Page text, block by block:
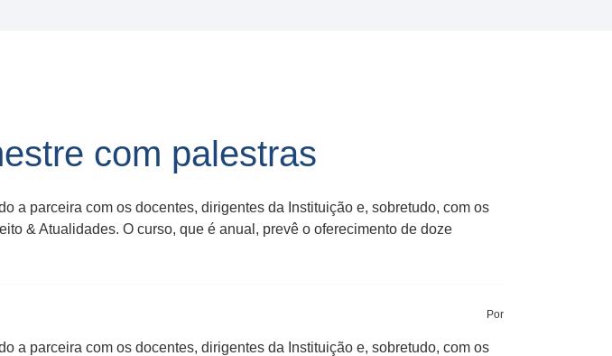
com palestras
a parceira com os docentes, dirigentes da Instituição e, sobretudo, com os
& Atualidades. O curso, que é anual, prevê o oferecimento de doze
Por
a parceira com os docentes, dirigentes da Instituição e, sobretudo, com os